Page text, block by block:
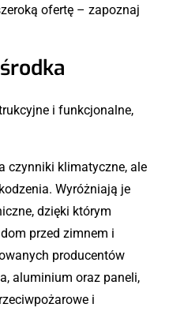
ofertę – zapoznaj
i funkcjonalne,
czynniki klimatyczne, ale
Wyróżniają je
dzięki którym
przed zimnem i
producentów
aluminium oraz paneli,
i